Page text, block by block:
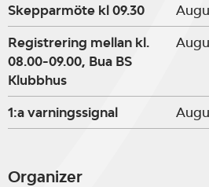
Skepparmöte kl 09.30
Registrering mellan kl.
08.00-09.00, Bua BS
Klubbhus
1:a varningssignal
Organizer